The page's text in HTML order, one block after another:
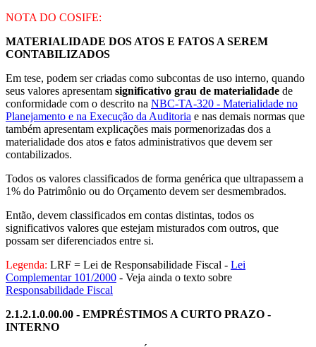
NOTA DO COSIFE:
MATERIALIDADE DOS ATOS E FATOS A SEREM
CONTABILIZADOS
Em tese, podem ser criadas como subcontas de uso interno, quando
seus valores apresentam significativo grau de materialidade de
conformidade com o descrito na NBC-TA-320 - Materialidade no
Planejamento e na Execução da Auditoria e nas demais normas que
também apresentam explicações mais pormenorizadas dos a
materialidade dos atos e fatos administrativos que devem ser
contabilizados.
Todos os valores classificados de forma genérica que ultrapassem a
1% do Patrimônio ou do Orçamento devem ser desmembrados.
Então, devem classificados em contas distintas, todos os
significativos valores que estejam misturados com outros, que
possam ser diferenciados entre si.
Legenda: LRF = Lei de Responsabilidade Fiscal - Lei
Complementar 101/2000 - Veja ainda o texto sobre
Responsabilidade Fiscal
2.1.2.1.0.00.00 - EMPRÉSTIMOS A CURTO PRAZO -
INTERNO